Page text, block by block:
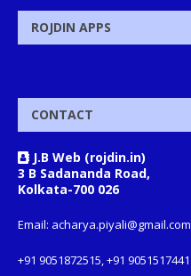
ROJDIN APPS
CONTACT
J.B Web (rojdin.in)
3 B Sadananda Road,
Kolkata-700 026
Email: acharya.piyali@gmail.com
+91 9051872515, +91 9051517441